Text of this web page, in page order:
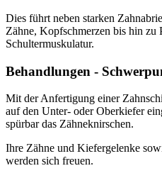
Dies führt neben starken
Zähne, Kopfschmerzen bis hin zu
Schultermuskulatur.
Behandlungen -
Mit der Anfertigung einer
auf den Unter- oder Oberkiefer
spürbar das Zähneknirschen.
Ihre Zähne und Kiefergelenke
werden sich freuen.